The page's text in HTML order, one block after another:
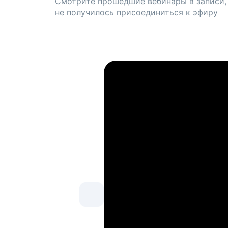
не получилось присоединиться к эфиру